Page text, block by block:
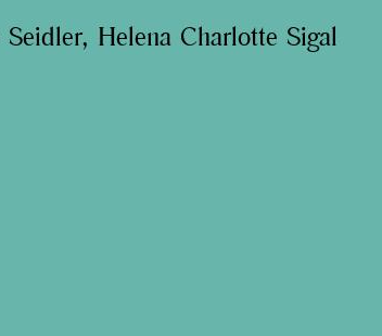
Helena Charlotte Sigal